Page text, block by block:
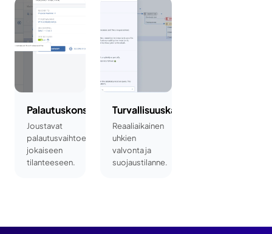
Palautuskonsoli
Joustavat
palautusvaihtoehdot
jokaiseen
tilanteeseen.
Turvallisuuskatsaus
Reaaliaikainen
uhkien
valvonta ja
suojaustilanne.